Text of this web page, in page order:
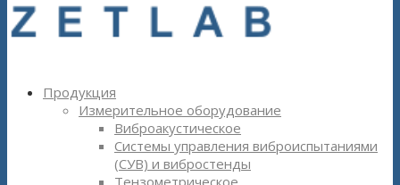
Продукция
Измерительное оборудование
Виброакустическое
Системы управления виброиспытаниями
(СУВ) и вибростенды
Тензометрическое